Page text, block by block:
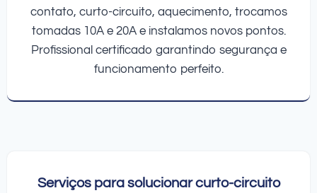
contato, curto-circuito, aquecimento, trocamos
tomadas 10A e 20A e instalamos novos pontos.
Profissional certificado garantindo segurança e
funcionamento perfeito.
Serviços para solucionar curto-circuito